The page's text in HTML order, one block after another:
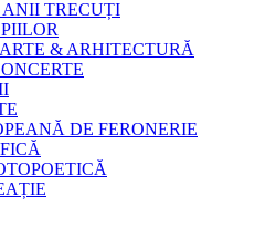
TRECUȚI
& ARHITECTURĂ
DE FERONERIE